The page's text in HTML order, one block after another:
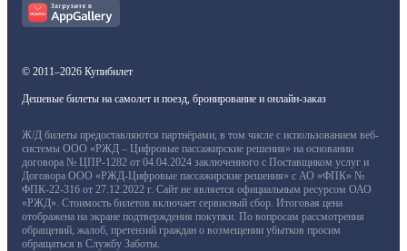
© 2011–2026 Купибилет
Дешевые билеты на самолет и поезд, бронирование и онлайн-заказ
Ж/Д билеты предоставляются партнёрами, в том числе с использованием веб-
системы ООО «РЖД – Цифровые пассажирские решения» на основании
договора № ЦПР-1282 от 04.04.2024 заключенного с Поставщиком услуг и
Договора ООО «РЖД-Цифровые пассажирские решения» с АО «ФПК» №
ФПК-22-316 от 27.12.2022 г. Сайт не является официальным ресурсом ОАО
«РЖД». Стоимость билетов включает сервисный сбор. Итоговая цена
отображена на экране подтверждения покупки. По вопросам рассмотрения
обращений, жалоб, претензий граждан о возмещении убытков просим
обращаться в Службу Заботы.